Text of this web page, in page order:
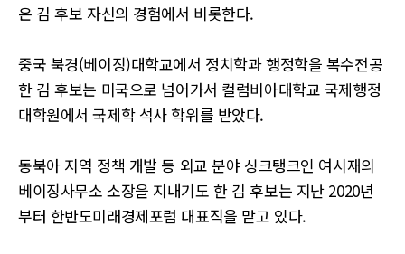
은 김 후보 자신의 경험에서 비롯한다.
중국 북경(베이징)대학교에서 정치학과 행정학을 복수전공
한 김 후보는 미국으로 넘어가서 컬럼비아대학교 국제행정
대학원에서 국제학 석사 학위를 받았다.
동북아 지역 정책 개발 등 외교 분야 싱크탱크인 여시재의
베이징사무소 소장을 지내기도 한 김 후보는 지난 2020년
부터 한반도미래경제포럼 대표직을 맡고 있다.